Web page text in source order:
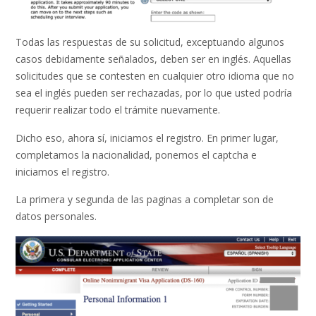
Todas las respuestas de su solicitud, exceptuando algunos
casos debidamente señalados, deben ser en inglés. Aquellas
solicitudes que se contesten en cualquier otro idioma que no
sea el inglés pueden ser rechazadas, por lo que usted podría
requerir realizar todo el trámite nuevamente.
Dicho eso, ahora sí, iniciamos el registro. En primer lugar,
completamos la nacionalidad, ponemos el captcha e
iniciamos el registro.
La primera y segunda de las paginas a completar son de
datos personales.